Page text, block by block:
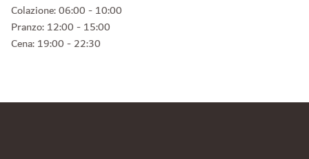
Colazione: 06:00 - 10:00
Pranzo: 12:00 - 15:00
Cena: 19:00 - 22:30